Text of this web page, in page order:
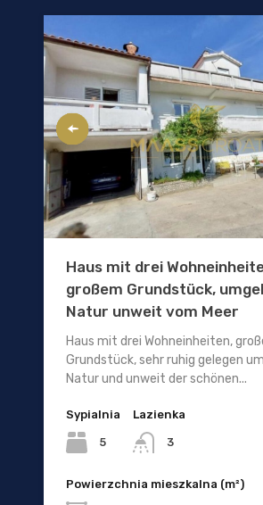
Haus mit drei
großem Grundstück,
Natur unweit vom Meer
Haus mit drei Wohneinheiten,
Grundstück, sehr ruhig gelegen
Natur und unweit der schönen...
Sypialnia
5
Lazienka
3
Powierzchnia mieszkalna (m²)